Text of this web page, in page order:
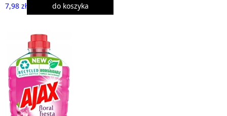
7,98 zł do koszyka